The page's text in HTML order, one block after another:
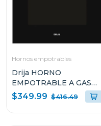
Hornos empotrables
Drija HORNO
EMPOTRABLE A GAS
DE 60CM OCEANIA 60
BLACK GAS
$349.99 $416.49